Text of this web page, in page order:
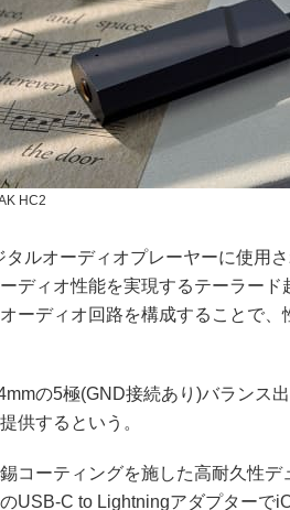
HC2
タルオーディオプレーヤーに使用
ディオ性能を実現するテーラード
オーディオ回路を構成することで
の5極(GND接続あり)バランス
供するという。
コーティングを施した高耐久性
USB-C to Lightningアダプターで